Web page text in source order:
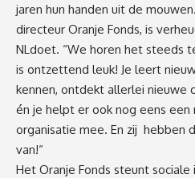
jaren hun handen uit de
directeur Oranje Fonds, is
NLdoet. “We horen het steeds
is ontzettend leuk! Je leert
kennen, ontdekt allerlei nieuwe
én je helpt er ook nog eens een
organisatie mee. En zij hebben
van!“
Het Oranje Fonds steunt